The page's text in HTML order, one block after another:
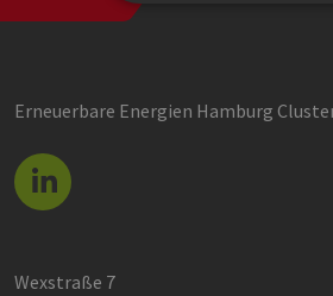
Erneuerbare Energien Hamburg
Wexstraße 7